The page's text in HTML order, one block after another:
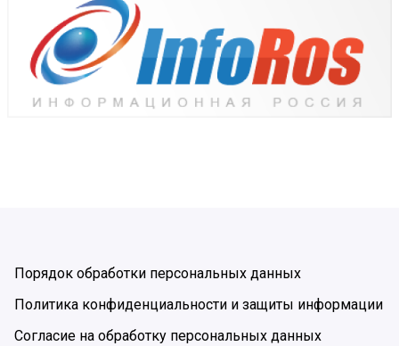
Порядок обработки персональных данных
Политика конфиденциальности и защиты информации
Согласие на обработку персональных данных